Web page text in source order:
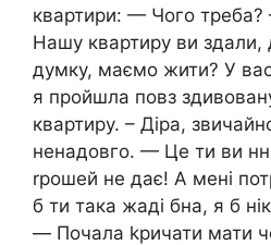
квартири: — Чого треба?
Нашу квартиру ви
думку, маємо жити? У
я пройшла повз
квартиру. – Діра,
ненадовго. — Це ти ви
rрошей не дає! А мені
б ти така жаді бна, я б
— Почала kричати мати